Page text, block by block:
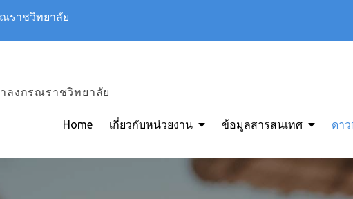
ราชวิทยาลัย
ลงกรณราชวิทยาลัย
Home เกี่ยวกับหน่วยงาน ข้อมูลสารสนเทศ ดา